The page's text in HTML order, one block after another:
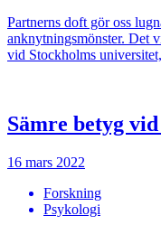
Partnerns doft gör oss
anknytningsmönster. Det
vid Stockholms
Sämre betyg
16 mars 2022
Forskning
Psykologi